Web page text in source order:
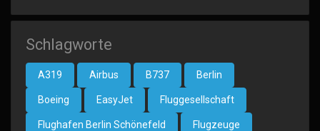
Schlagworte
A319 Airbus B737 Berlin
Boeing EasyJet Fluggesellschaft
Flughafen Berlin Schönefeld Flugzeuge